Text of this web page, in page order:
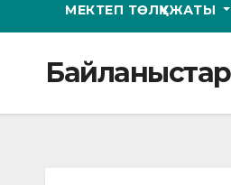
МЕКТЕП ТӨЛҚҰЖАТЫ
Байланыстар